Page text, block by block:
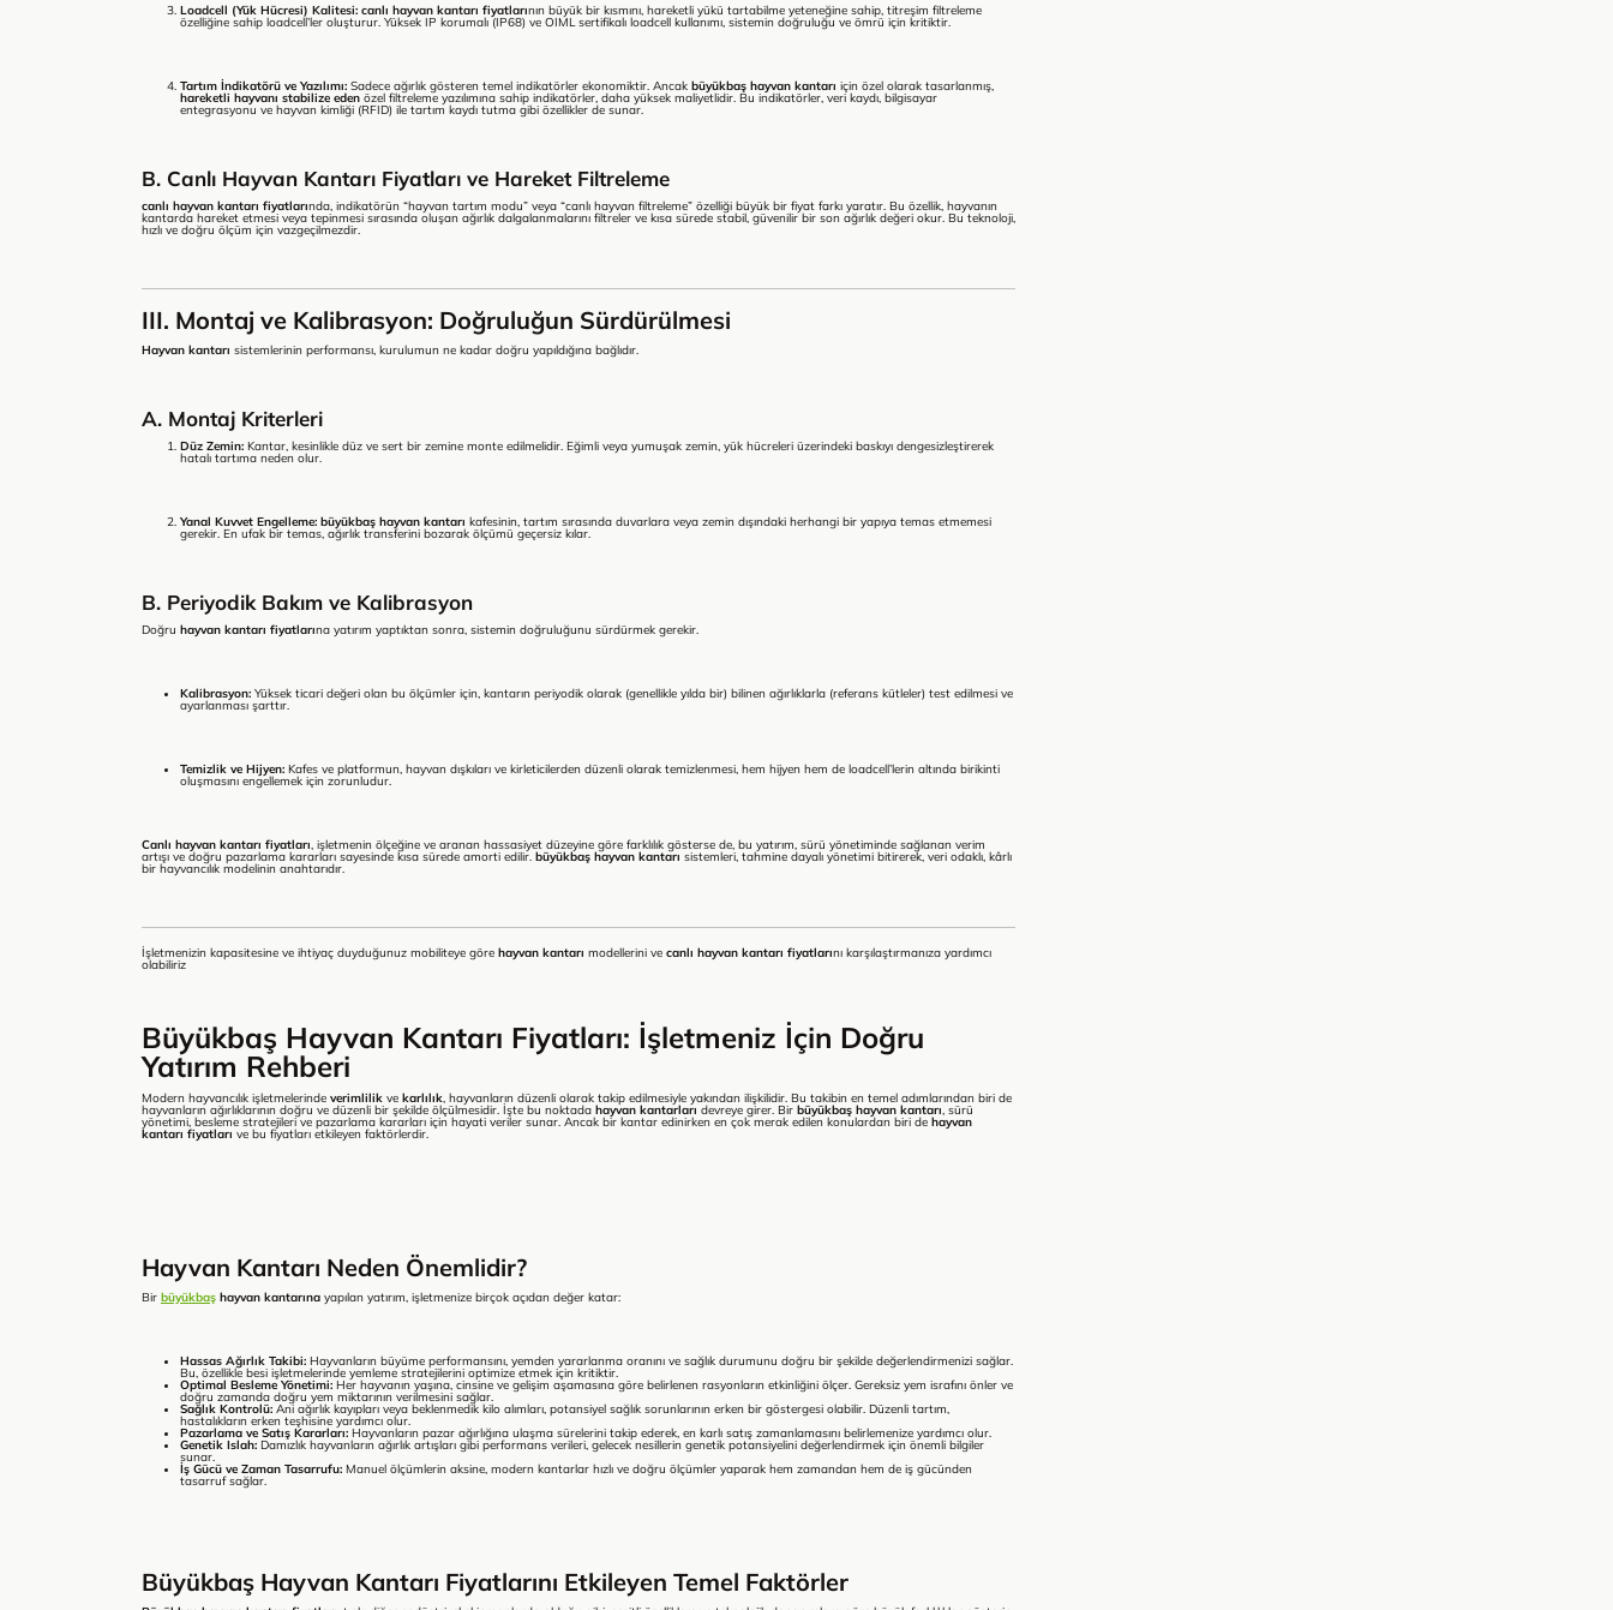
Loadcell (Yük Hücresi) Kalitesi: canlı hayvan kantarı fiyatlarının büyük bir kısmını, hareketli yükü tartabilme yeteneğine sahip, titreşim filtreleme
özelliğine sahip loadcell’ler oluşturur. Yüksek IP korumalı (IP68) ve OIML sertifikalı loadcell kullanımı, sistemin doğruluğu ve ömrü için kritiktir.
Tartım İndikatörü ve Yazılımı: Sadece ağırlık gösteren temel indikatörler ekonomiktir. Ancak büyükbaş hayvan kantarı için özel olarak tasarlanmış,
hareketli hayvanı stabilize eden özel filtreleme yazılımına sahip indikatörler, daha yüksek maliyetlidir. Bu indikatörler, veri kaydı, bilgisayar
entegrasyonu ve hayvan kimliği (RFID) ile tartım kaydı tutma gibi özellikler de sunar.
B. Canlı Hayvan Kantarı Fiyatları ve Hareket Filtreleme
canlı hayvan kantarı fiyatlarında, indikatörün “hayvan tartım modu” veya “canlı hayvan filtreleme” özelliği büyük bir fiyat farkı yaratır. Bu özellik, hayvanın
kantarda hareket etmesi veya tepinmesi sırasında oluşan ağırlık dalgalanmalarını filtreler ve kısa sürede stabil, güvenilir bir son ağırlık değeri okur. Bu teknoloji,
hızlı ve doğru ölçüm için vazgeçilmezdir.
III. Montaj ve Kalibrasyon: Doğruluğun Sürdürülmesi
Hayvan kantarı sistemlerinin performansı, kurulumun ne kadar doğru yapıldığına bağlıdır.
A. Montaj Kriterleri
Düz Zemin: Kantar, kesinlikle düz ve sert bir zemine monte edilmelidir. Eğimli veya yumuşak zemin, yük hücreleri üzerindeki baskıyı dengesizleştirerek
hatalı tartıma neden olur.
Yanal Kuvvet Engelleme: büyükbaş hayvan kantarı kafesinin, tartım sırasında duvarlara veya zemin dışındaki herhangi bir yapıya temas etmemesi
gerekir. En ufak bir temas, ağırlık transferini bozarak ölçümü geçersiz kılar.
B. Periyodik Bakım ve Kalibrasyon
Doğru hayvan kantarı fiyatlarına yatırım yaptıktan sonra, sistemin doğruluğunu sürdürmek gerekir.
Kalibrasyon: Yüksek ticari değeri olan bu ölçümler için, kantarın periyodik olarak (genellikle yılda bir) bilinen ağırlıklarla (referans kütleler) test edilmesi ve
ayarlanması şarttır.
Temizlik ve Hijyen: Kafes ve platformun, hayvan dışkıları ve kirleticilerden düzenli olarak temizlenmesi, hem hijyen hem de loadcell’lerin altında birikinti
oluşmasını engellemek için zorunludur.
Canlı hayvan kantarı fiyatları, işletmenin ölçeğine ve aranan hassasiyet düzeyine göre farklılık gösterse de, bu yatırım, sürü yönetiminde sağlanan verim
artışı ve doğru pazarlama kararları sayesinde kısa sürede amorti edilir. büyükbaş hayvan kantarı sistemleri, tahmine dayalı yönetimi bitirerek, veri odaklı, kârlı
bir hayvancılık modelinin anahtarıdır.
İşletmenizin kapasitesine ve ihtiyaç duyduğunuz mobiliteye göre hayvan kantarı modellerini ve canlı hayvan kantarı fiyatlarını karşılaştırmanıza yardımcı
olabiliriz
Büyükbaş Hayvan Kantarı Fiyatları: İşletmeniz İçin Doğru
Yatırım Rehberi
Modern hayvancılık işletmelerinde verimlilik ve karlılık, hayvanların düzenli olarak takip edilmesiyle yakından ilişkilidir. Bu takibin en temel adımlarından biri de
hayvanların ağırlıklarının doğru ve düzenli bir şekilde ölçülmesidir. İşte bu noktada hayvan kantarları devreye girer. Bir büyükbaş hayvan kantarı, sürü
yönetimi, besleme stratejileri ve pazarlama kararları için hayati veriler sunar. Ancak bir kantar edinirken en çok merak edilen konulardan biri de hayvan
kantarı fiyatları ve bu fiyatları etkileyen faktörlerdir.
Hayvan Kantarı Neden Önemlidir?
Bir büyükbaş hayvan kantarına yapılan yatırım, işletmenize birçok açıdan değer katar:
Hassas Ağırlık Takibi: Hayvanların büyüme performansını, yemden yararlanma oranını ve sağlık durumunu doğru bir şekilde değerlendirmenizi sağlar.
Bu, özellikle besi işletmelerinde yemleme stratejilerini optimize etmek için kritiktir.
Optimal Besleme Yönetimi: Her hayvanın yaşına, cinsine ve gelişim aşamasına göre belirlenen rasyonların etkinliğini ölçer. Gereksiz yem israfını önler ve
doğru zamanda doğru yem miktarının verilmesini sağlar.
Sağlık Kontrolü: Ani ağırlık kayıpları veya beklenmedik kilo alımları, potansiyel sağlık sorunlarının erken bir göstergesi olabilir. Düzenli tartım,
hastalıkların erken teşhisine yardımcı olur.
Pazarlama ve Satış Kararları: Hayvanların pazar ağırlığına ulaşma sürelerini takip ederek, en karlı satış zamanlamasını belirlemenize yardımcı olur.
Genetik Islah: Damızlık hayvanların ağırlık artışları gibi performans verileri, gelecek nesillerin genetik potansiyelini değerlendirmek için önemli bilgiler
sunar.
İş Gücü ve Zaman Tasarrufu: Manuel ölçümlerin aksine, modern kantarlar hızlı ve doğru ölçümler yaparak hem zamandan hem de iş gücünden
tasarruf sağlar.
Büyükbaş Hayvan Kantarı Fiyatlarını Etkileyen Temel Faktörler